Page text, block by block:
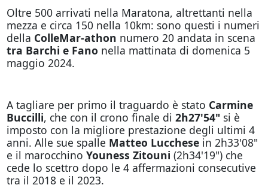
Oltre 500 arrivati nella Maratona, altrettanti nella
mezza e circa 150 nella 10km: sono questi i numeri
della ColleMar-athon numero 20 andata in scena
tra Barchi e Fano nella mattinata di domenica 5
maggio 2024.
A tagliare per primo il traguardo è stato Carmine
Buccilli, che con il crono finale di 2h27'54" si è
imposto con la migliore prestazione degli ultimi 4
anni. Alle sue spalle Matteo Lucchesein 2h33'08"
e il marocchino Youness Zitouni (2h34'19") che
cede lo scettro dopo le 4 affermazioni consecutive
tra il 2018 e il 2023.